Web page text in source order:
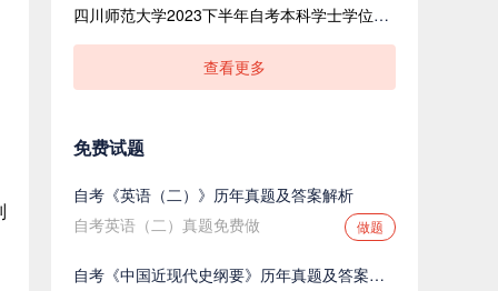
四川师范大学2023下半年自考本科学士学位外语水平考试结果查询的通知
查看更多
免费试题
自考《英语（二）》历年真题及答案解析
自考英语（二）真题免费做
做题
自考《中国近现代史纲要》历年真题及答案解析